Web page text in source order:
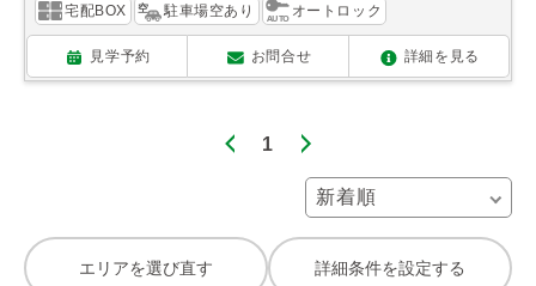
宅配BOX
駐車場空あり オートロック
見学予約 お問合せ 詳細を見る
1
エリアを選び直す 詳細条件を設定する